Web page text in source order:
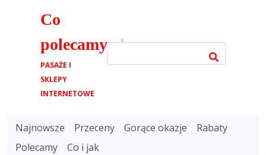
Co
polecamy.pl
PASAŻE I
SKLEPY
INTERNETOWE
Najnowsze Przeceny Gorące okazje
Rabaty
Polecamy
Co i jak